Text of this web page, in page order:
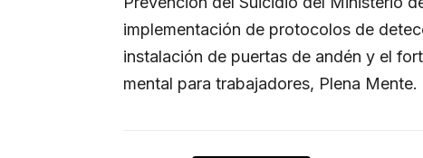
implementación de protocolos de
instalación de puertas de andén y el
mental para trabajadores, Plena Mente.